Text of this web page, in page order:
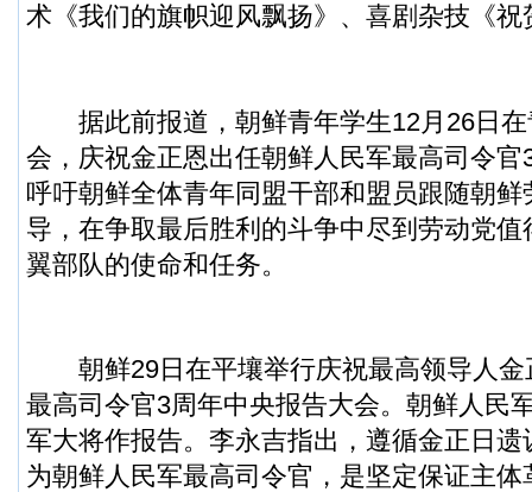
术《我们的旗帜迎风飘扬》、喜剧杂技《
据此前报道，朝鲜青年学生12月26日在
会，庆祝金正恩出任朝鲜人民军最高司令
呼吁朝鲜全体青年同盟干部和盟员跟随朝
导，在争取最后胜利的斗争中尽到劳动党
翼部队的使命和任务。
朝鲜29日在平壤举行庆祝最高领导人金
最高司令官3周年中央报告大会。朝鲜人民
军大将作报告。李永吉指出，遵循金正日
为朝鲜人民军最高司令官，是坚定保证主